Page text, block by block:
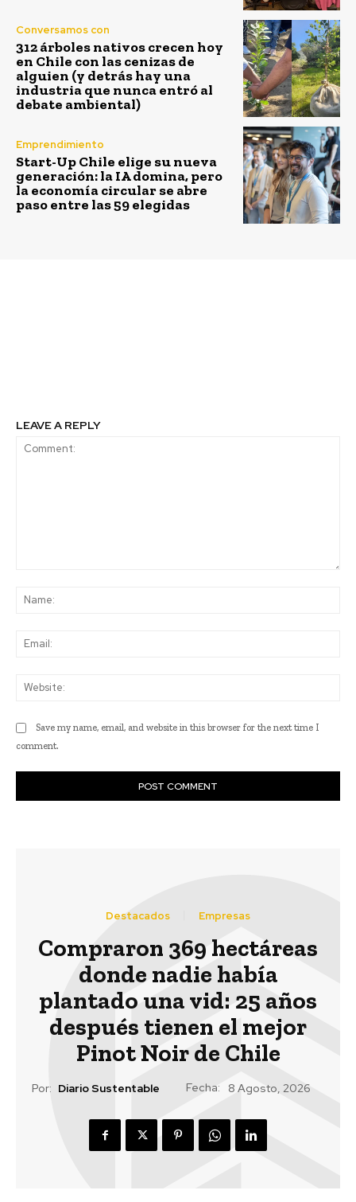
Conversamos con
312 árboles nativos crecen hoy
en Chile con las cenizas de
alguien (y detrás hay una
industria que nunca entró al
debate ambiental)
Emprendimiento
Start-Up Chile elige su nueva
generación: la IA domina, pero
la economía circular se abre
paso entre las 59 elegidas
LEAVE A REPLY
Save my name, email, and website in this browser for the next time I
comment.